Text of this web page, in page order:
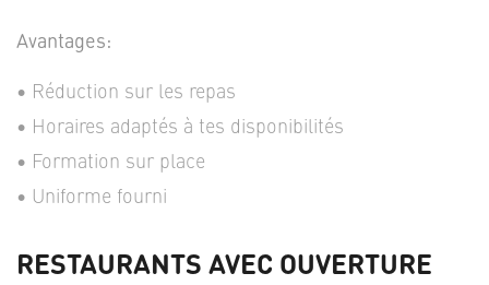
Avantages:
Réduction sur les repas
Horaires adaptés à tes disponibilités
Formation sur place
Uniforme fourni
RESTAURANTS AVEC OUVERTURE